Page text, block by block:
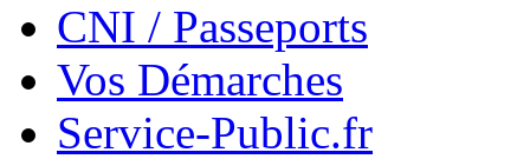
CNI / Passeports
Vos Démarches
Service-Public.fr